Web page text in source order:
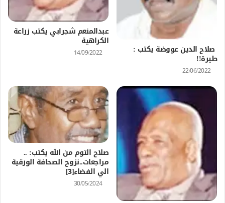
صلاح الدين عووضة يكتب :
طيرة!!
22/06/2022
عبدالمنعم شجرابي يكتب زراعة
الكراهية
14/09/2022
صلاح التوم من الله يكتب: ..
مراجعات..نزوح الصحافة الورقية
الي الفضاء[3]
30/05/2024